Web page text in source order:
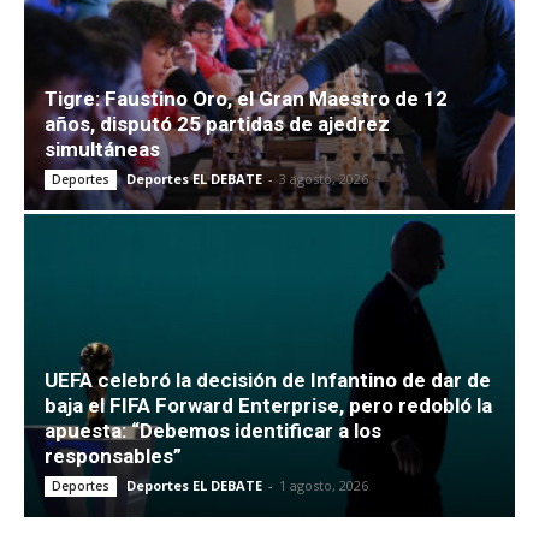
Tigre: Faustino Oro, el Gran Maestro de 12
años, disputó 25 partidas de ajedrez
simultáneas
Deportes Deportes EL DEBATE - 3 agosto, 2026
UEFA celebró la decisión de Infantino de dar de
baja el FIFA Forward Enterprise, pero redobló la
apuesta: “Debemos identificar a los
responsables”
Deportes Deportes EL DEBATE - 1 agosto, 2026